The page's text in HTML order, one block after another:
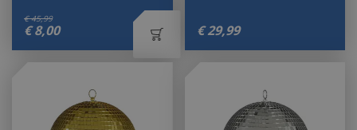
€ 45,99
€ 8,00 € 29,99